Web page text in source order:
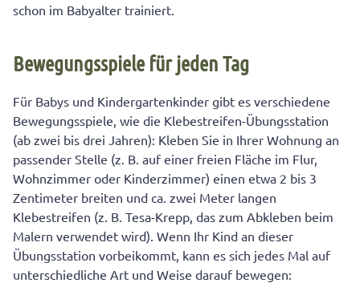
schon im Babyalter trainiert.
Bewegungsspiele für jeden Tag
Für Babys und Kindergartenkinder gibt es verschiedene
Bewegungsspiele, wie die Klebestreifen-Übungsstation
(ab zwei bis drei Jahren): Kleben Sie in Ihrer Wohnung an
passender Stelle (z. B. auf einer freien Fläche im Flur,
Wohnzimmer oder Kinderzimmer) einen etwa 2 bis 3
Zentimeter breiten und ca. zwei Meter langen
Klebestreifen (z. B. Tesa-Krepp, das zum Abkleben beim
Malern verwendet wird). Wenn Ihr Kind an dieser
Übungsstation vorbeikommt, kann es sich jedes Mal auf
unterschiedliche Art und Weise darauf bewegen: